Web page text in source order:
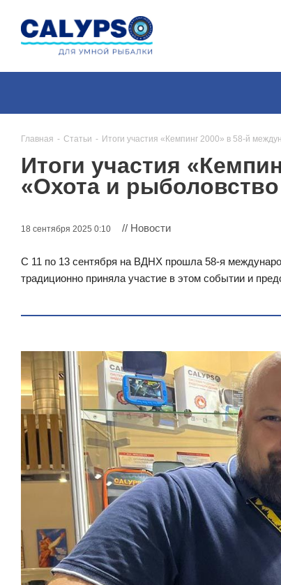
Главная - Статьи - Итоги участия «Кемпинг 2000» в 58-й
Итоги участия
«Охота и
18 сентября 2025 0:10 // Новости
С 11 по 13 сентября на ВДНХ прошла 58-я
традиционно приняла участие в этом событии и